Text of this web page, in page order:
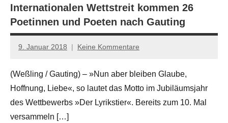
Internationalen Wettstreit kommen 26
Poetinnen und Poeten nach Gauting
9. Januar 2018
Anton
Leitner
Keine Kommentare
(Weßling / Gauting) – »Nun aber bleiben Glaube,
Hoffnung, Liebe«, so lautet das Motto im Jubiläumsjahr
des Wettbewerbs »Der Lyrikstier«. Bereits zum 10. Mal
versammeln […]